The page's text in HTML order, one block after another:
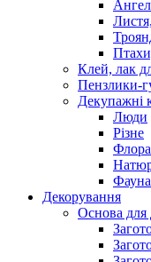
Клей, лак
Пензлики-
Декупажні
Люди
Різне
Флора
Фауна
Декорування
Основа для